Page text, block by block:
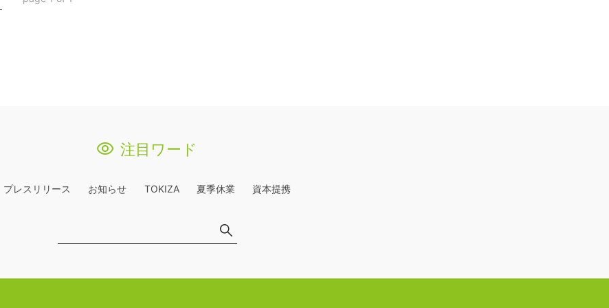
注目ワード
プレスリリース お知らせ TOKIZA 夏季休業 資本提携